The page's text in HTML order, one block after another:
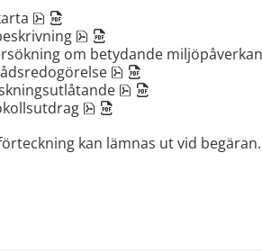
pdf, 3.1 MB, öppnas i nytt fönster.
pdf, 1 MB, öppnas i nytt
om betydande miljöpåverkan
pdf, 1.4 MB, öppnas
pdf, 1.1 MB,
pdf, 168 kB, öppnas i
kan lämnas ut vid begäran.